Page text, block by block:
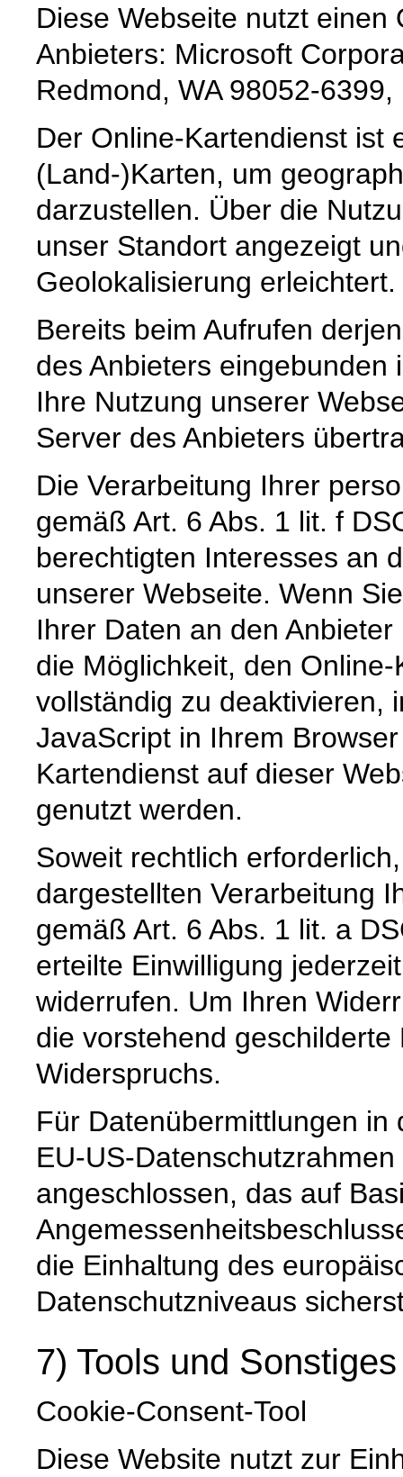
Diese Webseite nutzt
Anbieters: Microsoft
Redmond, WA 98052-6399,
Der Online-Kartendienst ist
(Land-)Karten, um
darzustellen. Über die
unser Standort angezeigt
Geolokalisierung erleichtert.
Bereits beim Aufrufen
des Anbieters
Ihre Nutzung unserer
Server des Anbieters
Die Verarbeitung Ihrer
gemäß Art. 6 Abs. 1 lit. f
berechtigten Interesses an
unserer Webseite. Wenn
Ihrer Daten an den
die Möglichkeit, den
vollständig zu deaktivieren,
JavaScript in Ihrem
Kartendienst auf dieser
genutzt werden.
Soweit rechtlich
dargestellten Verarbeitung
gemäß Art. 6 Abs. 1 lit. a
erteilte Einwilligung
widerrufen. Um Ihren
die vorstehend
Widerspruchs.
Für Datenübermittlungen in
EU-US-
angeschlossen, das auf
die Einhaltung des
Datenschutzniveaus
7) Tools und Sonstiges
Cookie-Consent-Tool
Diese Website nutzt zur